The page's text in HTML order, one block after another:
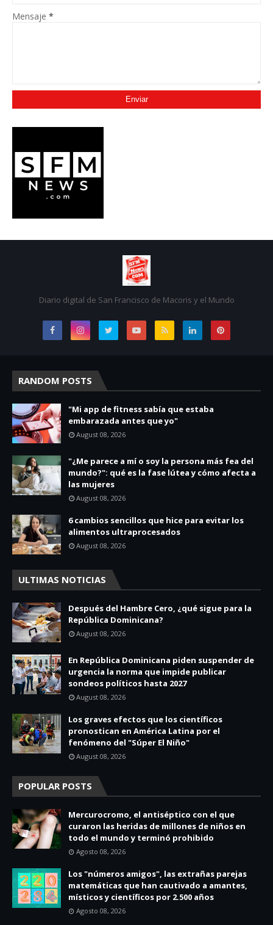
Mensaje *
Diario digital de San Francisco de Macoris y el Mundo
RANDOM POSTS
"Mi app de fitness sabía que estaba
embarazada antes que yo"
August 08, 2026
"¿Me parece a mí o soy la persona más fea del
mundo?": qué es la fase lútea y cómo afecta a
las mujeres
August 08, 2026
6 cambios sencillos que hice para evitar los
alimentos ultraprocesados
August 08, 2026
ULTIMAS NOTICIAS
Después del Hambre Cero, ¿qué sigue para la
República Dominicana?
August 08, 2026
En República Dominicana piden suspender de
urgencia la norma que impide publicar
sondeos políticos hasta 2027
August 08, 2026
Los graves efectos que los científicos
pronostican en América Latina por el
fenómeno del "Súper El Niño"
August 08, 2026
POPULAR POSTS
Mercurocromo, el antiséptico con el que
curaron las heridas de millones de niños en
todo el mundo y terminó prohibido
Agosto 08, 2026
Los "números amigos", las extrañas parejas
matemáticas que han cautivado a amantes,
místicos y científicos por 2.500 años
Agosto 08, 2026